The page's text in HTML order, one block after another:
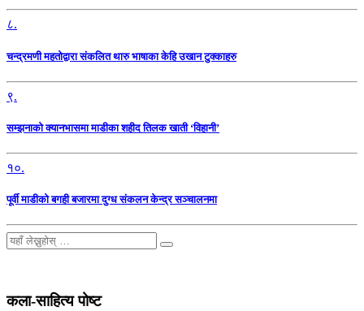
८.
चन्द्रमणी महतोद्वारा संकलित थारु भाषाका केहि उखान टुक्काहरु
९.
सम्झनाको क्यानभासमा माडीका शहीद तिलक खाती ‘विहानी’
१०.
पूर्वी माडीको बगही बजारमा दुग्ध संकलन केन्द्र सञ्चालनमा
कला-साहित्य पोष्ट